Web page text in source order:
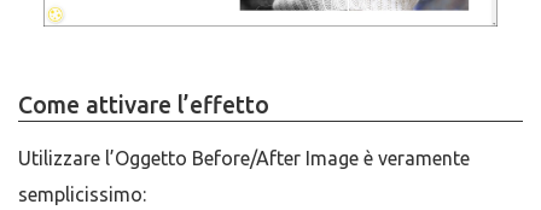
Come attivare l’effetto
Utilizzare l’Oggetto Before/After Image è veramente
semplicissimo: